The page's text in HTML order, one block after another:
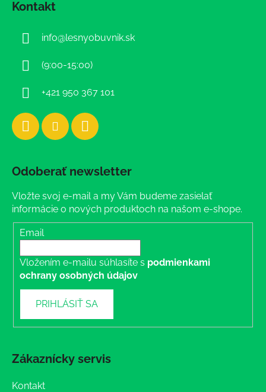
Kontakt
info@lesnyobuvnik.sk
(9:00-15:00)
+421 950 367 101
Odoberať newsletter
Vložte svoj e-mail a my Vám budeme zasielať
informácie o nových produktoch na našom e-shope.
Email
Vložením e-mailu súhlasíte s podmienkami
ochrany osobných údajov
PRIHLÁSIŤ SA
Zákaznícky servis
Kontakt